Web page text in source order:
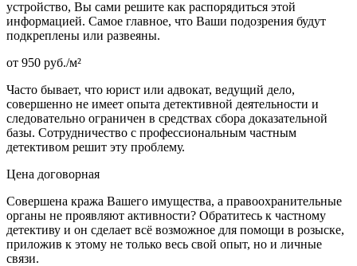
устройство, Вы сами решите как распорядиться этой
информацией. Самое главное, что Ваши подозрения будут
подкреплены или развеяны.
от 950 руб./м²
Часто бывает, что юрист или адвокат, ведущий дело,
совершенно не имеет опыта детективной деятельности и
следовательно ограничен в средствах сбора доказательной
базы. Сотрудничество с профессиональным частным
детективом решит эту проблему.
Цена договорная
Совершена кража Вашего имущества, а правоохранительные
органы не проявляют активности? Обратитесь к частному
детективу и он сделает всё возможное для помощи в розыске,
приложив к этому не только весь свой опыт, но и личные
связи.